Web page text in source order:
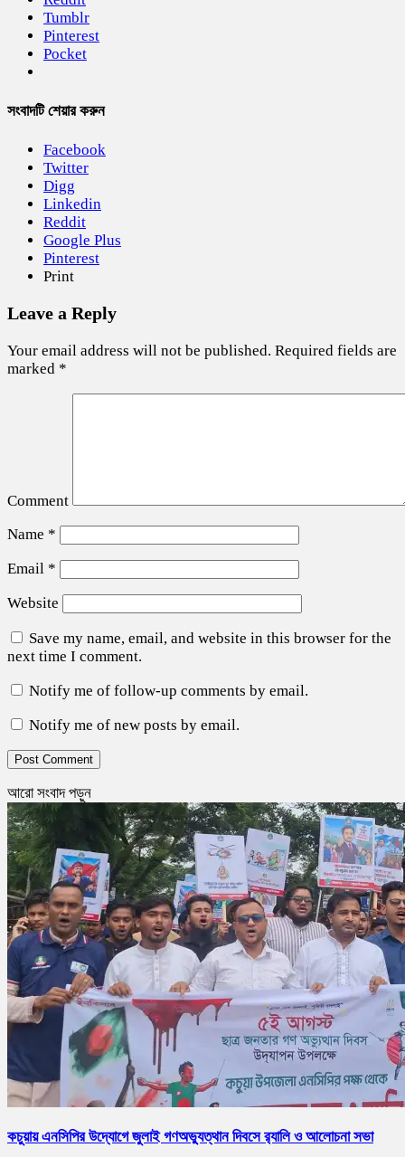
Tumblr
Pinterest
Pocket
সংবাদটি শেয়ার করুন
Facebook
Twitter
Digg
Linkedin
Reddit
Google Plus
Pinterest
Print
Leave a Reply
Your email address will not be published. Required fields are
marked *
Comment
Name *
Email *
Website
Save my name, email, and website in this browser for the
next time I comment.
Notify me of follow-up comments by email.
Notify me of new posts by email.
আরো সংবাদ পড়ুন
কচুয়ায় এনসিপির উদ্যোগে জুলাই গণঅভ্যুত্থান দিবসে র‌্যালি ও আলোচনা সভা